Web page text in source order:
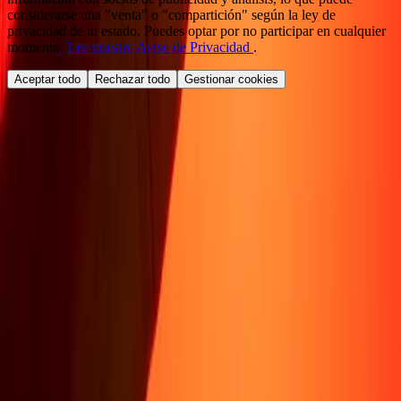
considerarse una "venta" o "compartición" según la ley de
privacidad de tu estado. Puedes optar por no participar en cualquier
momento. Lee nuestro Aviso de Privacidad .
Aceptar todo Rechazar todo Gestionar cookies